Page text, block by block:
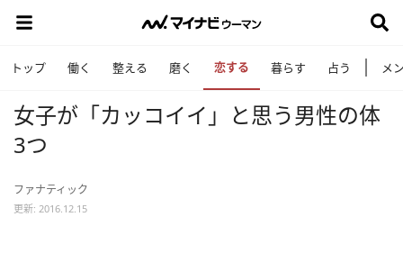
トップ 働く 整える 磨く 恋する 暮らす 占う メ
女子が「カッコイイ」と思う男性の体
3つ
ファナティック
更新: 2016.12.15